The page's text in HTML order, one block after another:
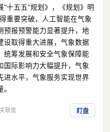
十五五”规划》，《规划》明
重要突破，人工智能在气象
预报预警能力显著提升，地
设取得重大进展，气象数据
统筹发展和安全气象保障能
国际影响力大幅提升，气象
进水平，气象服务实现世界
联度 盯盘